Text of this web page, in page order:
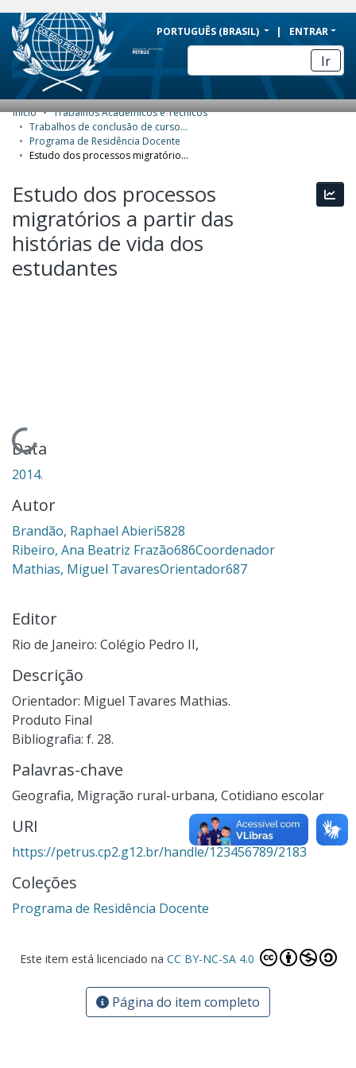
BRAZIL
Simplifique!
Comunica BR
Participe
Acesso à informação
Legislação
PORTUGUÊS (BRASIL) ENTRAR
Ir
COMUNIDADES E COLEÇÕES
NAVEGAR
ESTATÍSTICAS
SOBRE
Início
Trabalhos Acadêmicos e Técnicos
Trabalhos de conclusão de curso de Especialização
Programa de Residência Docente
Estudo dos processos migratórios a partir das histórias de vida dos estudantes
Estudo dos processos
migratórios a partir das
histórias de vida dos
estudantes
Carregando...
Data
2014.
Autor
Brandão, Raphael Abieri5828
Ribeiro, Ana Beatriz Frazão686Coordenador
Mathias, Miguel TavaresOrientador687
Editor
Rio de Janeiro: Colégio Pedro II,
Descrição
Orientador: Miguel Tavares Mathias.
Produto Final
Bibliografia: f. 28.
Palavras-chave
Geografia, Migração rural-urbana, Cotidiano escolar
URI
https://petrus.cp2.g12.br/handle/123456789/2183
Coleções
Programa de Residência Docente
Este item está licenciado na CC BY-NC-SA 4.0
Página do item completo